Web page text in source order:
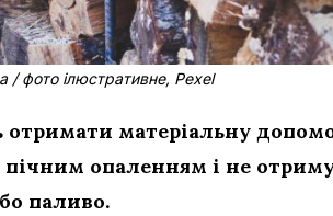
/ фото ілюстративне, Pexel
матеріальну
опаленням і не
паливо.